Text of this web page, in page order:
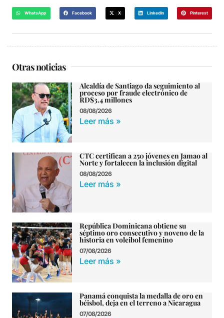
WhatsApp Facebook X LinkedIn Pinterest
Otras noticias
Alcaldía de Santiago da seguimiento al
proceso por fraude electrónico de
RD$3.4 millones
08/08/2026
Leer más »
CTC certifican a 250 jóvenes en Jamao al
Norte y fortalecen la inclusión digital
08/08/2026
Leer más »
República Dominicana obtiene su
séptimo oro consecutivo y noveno de la
historia en voleibol femenino
07/08/2026
Leer más »
Panamá conquista la medalla de oro en
béisbol, deja en el terreno a Nicaragua
07/08/2026